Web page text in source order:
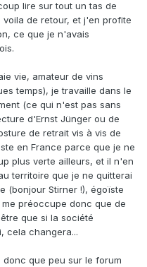
lire sur tout un tas de
de retour, et j'en profite
ce que je n'avais
vie, amateur de vins
temps), je travaille dans le
(ce qui n'est pas sans
d'Ernst Jünger ou de
de retrait vis à vis de
en France parce que je ne
plus verte ailleurs, et il n'en
territoire que je ne quitterai
(bonjour Stirner !), égoïste
préoccupe donc que de
que si la société
cela changera...
que peu sur le forum